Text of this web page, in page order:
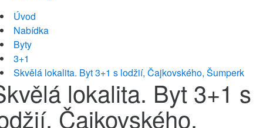
Úvod
Nabídka
Byty
3+1
Skvělá lokalita. Byt 3+1 s lodžií, Čajkovského, Šumperk
lokalita. Byt 3+1 s
Čajkovského,